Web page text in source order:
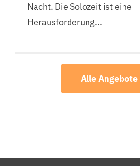
Nacht. Die Solozeit ist eine
Herausforderung...
Alle Angebote